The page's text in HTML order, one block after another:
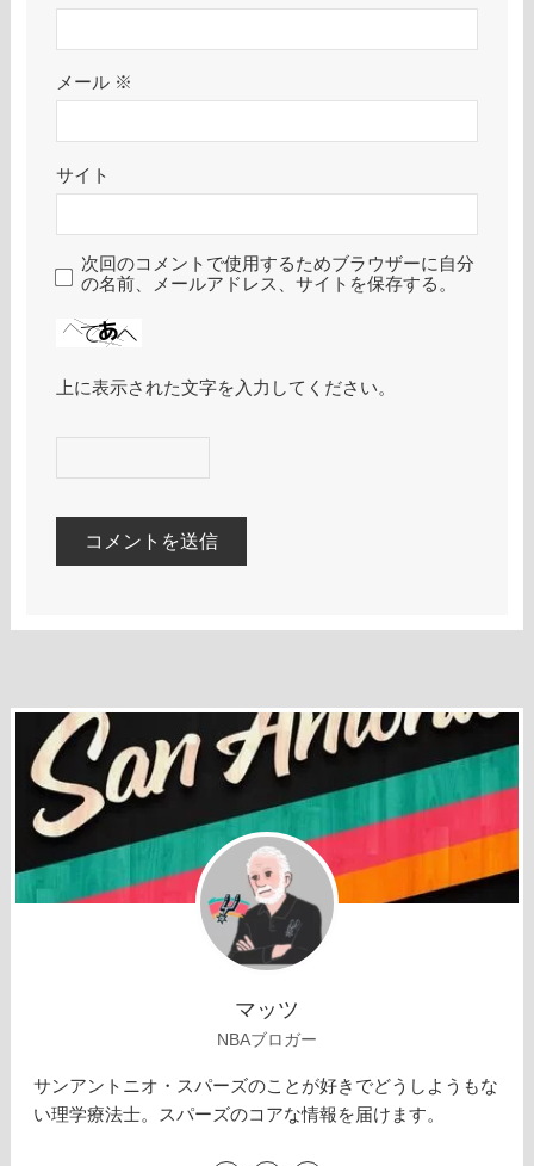
メール ※
サイト
次回のコメントで使用するためブラウザーに自分
の名前、メールアドレス、サイトを保存する。
上に表示された文字を入力してください。
マッツ
NBAブロガー
サンアントニオ・スパーズのことが好きでどうしようもな
い理学療法士。スパーズのコアな情報を届けます。